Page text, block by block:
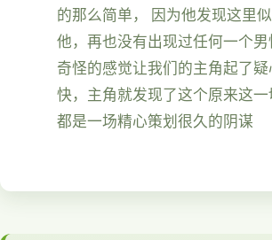
的那么简单， 因为他发现这里
他，再也没有出现过任何一个
奇怪的感觉让我们的主角起了
快，主角就发现了这个原来这
都是一场精心策划很久的阴谋